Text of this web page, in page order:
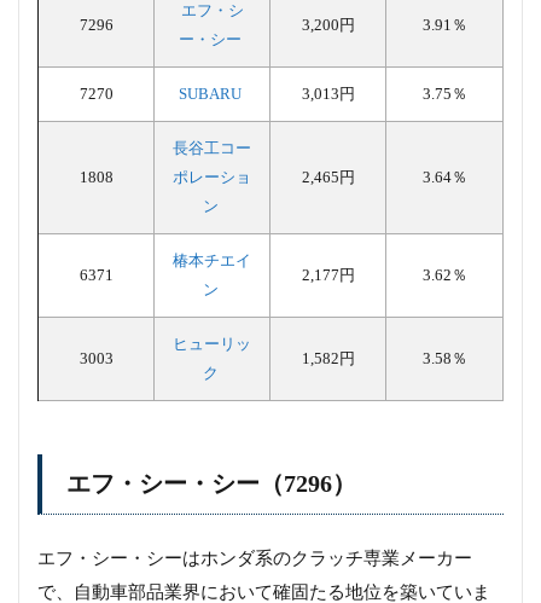
7296
エフ・シ
ー・シー
3,200円 3.91％
7270 SUBARU 3,013円 3.75％
1808
長谷工コー
ポレーショ
ン
2,465円 3.64％
6371
椿本チエイ
ン
2,177円 3.62％
3003
ヒューリッ
ク
1,582円 3.58％
エフ・シー・シー（7296）
エフ・シー・シーはホンダ系のクラッチ専業メーカー
で、自動車部品業界において確固たる地位を築いていま